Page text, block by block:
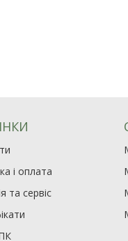
і оплата
та сервіс